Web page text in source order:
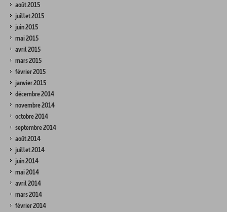
août 2015
juillet 2015
juin 2015
mai 2015
avril 2015
mars 2015
février 2015
janvier 2015
décembre 2014
novembre 2014
octobre 2014
septembre 2014
août 2014
juillet 2014
juin 2014
mai 2014
avril 2014
mars 2014
février 2014